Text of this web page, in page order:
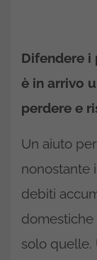
Difendere i
è in arrivo
perdere e
Un aiuto
nonostante
debiti
domestiche
solo quelle.